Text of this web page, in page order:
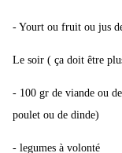
- Yourt ou fruit ou jus
Le soir ( ça doit être
- 100 gr de viande ou
poulet ou de dinde)
- legumes à volonté